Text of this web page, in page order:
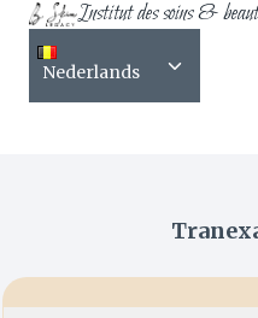
Skip
content
Institut des soins &
Nederlands
menu
NL-Acide